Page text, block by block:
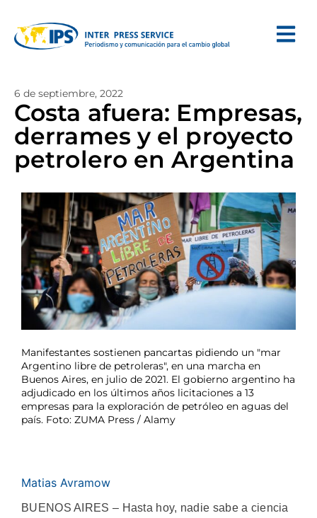
6 de septiembre, 2022
Costa afuera: Empresas,
derrames y el proyecto
petrolero en Argentina
Manifestantes sostienen pancartas pidiendo un "mar
Argentino libre de petroleras", en una marcha en
Buenos Aires, en julio de 2021. El gobierno argentino ha
adjudicado en los últimos años licitaciones a 13
empresas para la exploración de petróleo en aguas del
país. Foto: ZUMA Press / Alamy
Matias Avramow
BUENOS AIRES – Hasta hoy, nadie sabe a ciencia